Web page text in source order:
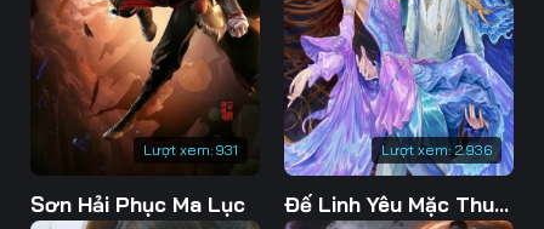
94 95 96
97 98 99
100 102
103 105
Lượt xem: 931
Sơn Hải Phục Ma Lục
Lượt xem:2.936
Đế Linh Yêu Mặc Thuỷ Linh Lung